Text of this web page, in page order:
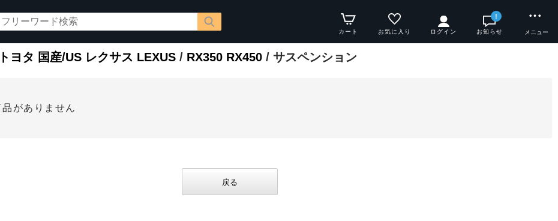
カート お気に入り ログイン
!
お知らせ メニュー
ヨタ 国産/US レクサス LEXUS / RX350 RX450 / サスペンション
がありません
戻る